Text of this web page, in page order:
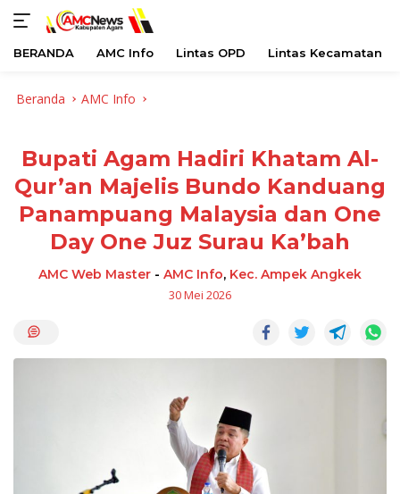
BERANDA AMC Info Lintas OPD Lintas Kecamatan
Beranda AMC Info
Bupati Agam Hadiri Khatam Al-
Qur’an Majelis Bundo Kanduang
Panampuang Malaysia dan One
Day One Juz Surau Ka’bah
AMC Web Master - AMC Info, Kec. Ampek Angkek
30 Mei 2026